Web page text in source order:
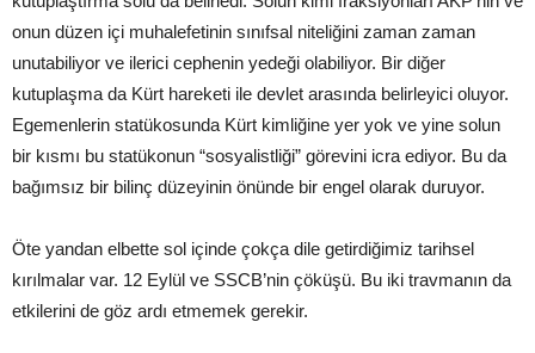
onun düzen içi muhalefetinin sınıfsal niteliğini zaman zaman
unutabiliyor ve ilerici cephenin yedeği olabiliyor. Bir diğer
kutuplaşma da Kürt hareketi ile devlet arasında belirleyici oluyor.
Egemenlerin statükosunda Kürt kimliğine yer yok ve yine solun
bir kısmı bu statükonun “sosyalistliği” görevini icra ediyor. Bu da
bağımsız bir bilinç düzeyinin önünde bir engel olarak duruyor.
Öte yandan elbette sol içinde çokça dile getirdiğimiz tarihsel
kırılmalar var. 12 Eylül ve SSCB’nin çöküşü. Bu iki travmanın da
etkilerini de göz ardı etmemek gerekir.